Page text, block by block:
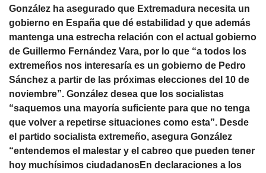
González ha asegurado que Extremadura necesita un
gobierno en España que dé estabilidad y que además
mantenga una estrecha relación con el actual gobierno
de Guillermo Fernández Vara, por lo que “a todos los
extremeños nos interesaría es un gobierno de Pedro
Sánchez a partir de las próximas elecciones del 10 de
noviembre”. González desea que los socialistas
“saquemos una mayoría suficiente para que no tenga
que volver a repetirse situaciones como esta”. Desde
el partido socialista extremeño, asegura González
“entendemos el malestar y el cabreo que pueden tener
hoy muchísimos ciudadanosEn declaraciones a los